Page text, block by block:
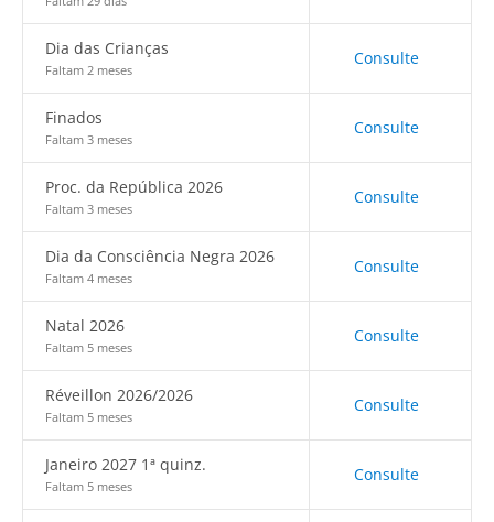
Dia das Crianças
Faltam 2 meses
Consulte
Finados
Faltam 3 meses
Consulte
Proc. da República 2026
Faltam 3 meses
Consulte
Dia da Consciência Negra 2026
Faltam 4 meses
Consulte
Natal 2026
Faltam 5 meses
Consulte
Réveillon 2026/2026
Faltam 5 meses
Consulte
Janeiro 2027 1ª quinz.
Faltam 5 meses
Consulte